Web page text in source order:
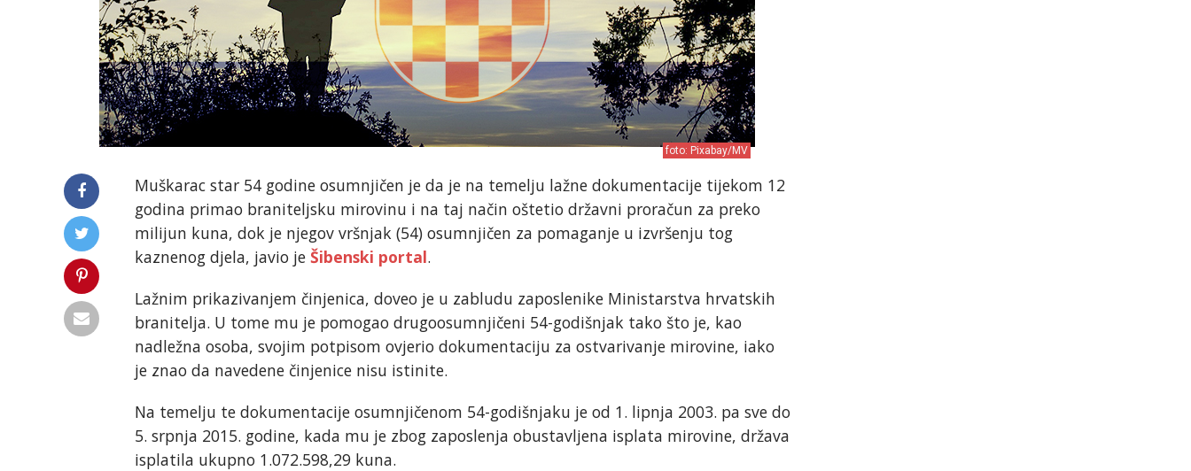
foto: Pixabay/MV
Muškarac star 54 godine osumnjičen je da je na temelju lažne dokumentacije tijekom 12
godina primao braniteljsku mirovinu i na taj način oštetio državni proračun za preko
milijun kuna, dok je njegov vršnjak (54) osumnjičen za pomaganje u izvršenju tog
kaznenog djela, javio je Šibenski portal.
Lažnim prikazivanjem činjenica, doveo je u zabludu zaposlenike Ministarstva hrvatskih
branitelja. U tome mu je pomogao drugoosumnjičeni 54-godišnjak tako što je, kao
nadležna osoba, svojim potpisom ovjerio dokumentaciju za ostvarivanje mirovine, iako
je znao da navedene činjenice nisu istinite.
Na temelju te dokumentacije osumnjičenom 54-godišnjaku je od 1. lipnja 2003. pa sve do
5. srpnja 2015. godine, kada mu je zbog zaposlenja obustavljena isplata mirovine, država
isplatila ukupno 1.072.598,29 kuna.